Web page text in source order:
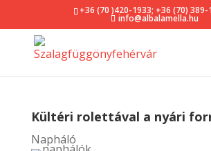
+36 (70 )420-1933; +36 (70) 389-
info@albalamella.hu
Kültéri rolettával a nyári
Napháló